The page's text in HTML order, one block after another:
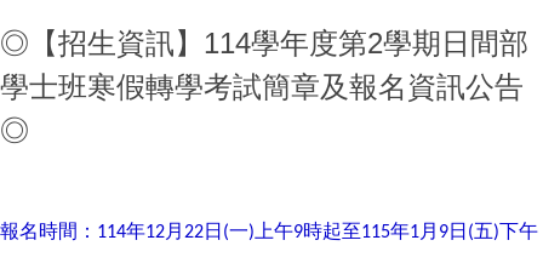
◎【招生資訊】114學年度第2學期日間部
學士班寒假轉學考試簡章及報名資訊公告
◎
報名時間： 114年12月 22日 (一) 上午9時起至115年1月 9日 (五)下午